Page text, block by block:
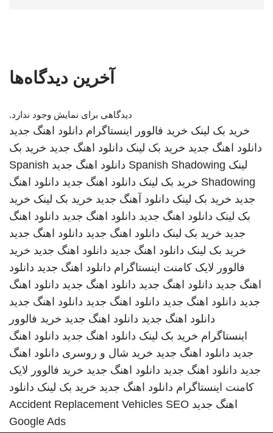
آخرین دیدگاه‌ها
دیدگاهی برای نمایش وجود ندارد.
خرید بک لینک خرید فالوور اینستاگرام دانلود اهنگ جدید
دانلود اهنگ جدید خرید بک لینک دانلود اهنگ جدید خرید بک
لینک Spanish Shadowing دانلود اهنگ جدید Spanish
Shadowing خرید بک لینک دانلود اهنگ جدید دانلود اهنگ
جدید خرید بک لینک دانلود آهنگ جدید خرید بک لینک خرید
بک لینک دانلود اهنگ جدید دانلود اهنگ جدید دانلود اهنگ
جدید خرید بک لینک دانلود اهنگ جدید دانلود اهنگ جدید
خرید بک لینک دانلود اهنگ جدید دانلود اهنگ جدید خرید
فالوور لایک کامنت اینستاگرام دانلود اهنگ جدید دانلود
اهنگ جدید دانلود اهنگ جدید دانلود اهنگ جدید دانلود اهنگ
جدید دانلود اهنگ جدید دانلود اهنگ جدید دانلود اهنگ جدید
دانلود اهنگ جدید دانلود اهنگ جدید خرید فالوور
اینستاگرام خرید بک لینک دانلود اهنگ جدید دانلود اهنگ
جدید دانلود اهنگ جدید خرید شال و روسری دانلود اهنگ
جدید دانلود اهنگ جدید دانلود اهنگ جدید خرید فالوور لایک
کامنت اینستاگرام دانلود اهنگ جدید خرید بک لینک دانلود
اهنگ جدید
Accident Replacement Vehicles SEO
Google Ads